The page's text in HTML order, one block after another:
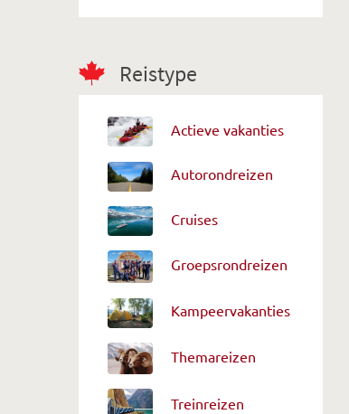
Reistype
Actieve vakanties
Autorondreizen
Cruises
Groepsrondreizen
Kampeervakanties
Themareizen
Treinreizen